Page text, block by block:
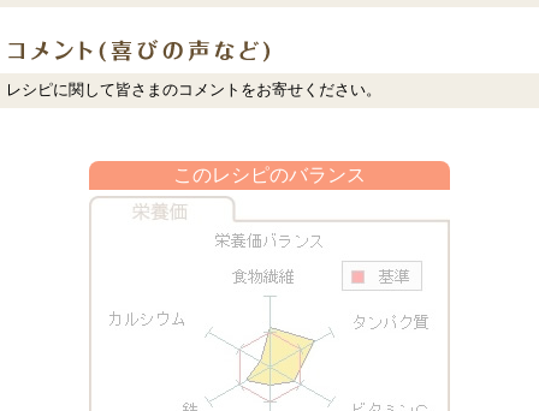
レシピに関して皆さまのコメントをお寄せください。
このレシピのバランス